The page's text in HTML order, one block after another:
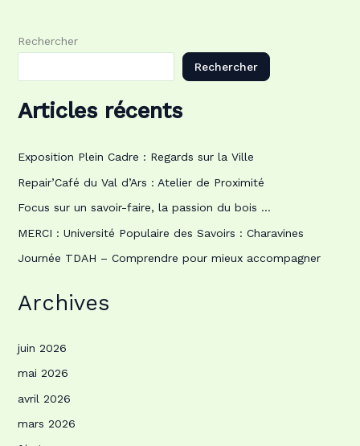
Rechercher
Rechercher
Articles récents
Exposition Plein Cadre : Regards sur la Ville
Repair’Café du Val d’Ars : Atelier de Proximité
Focus sur un savoir-faire, la passion du bois …
MERCI : Université Populaire des Savoirs : Charavines
Journée TDAH – Comprendre pour mieux accompagner
Archives
juin 2026
mai 2026
avril 2026
mars 2026